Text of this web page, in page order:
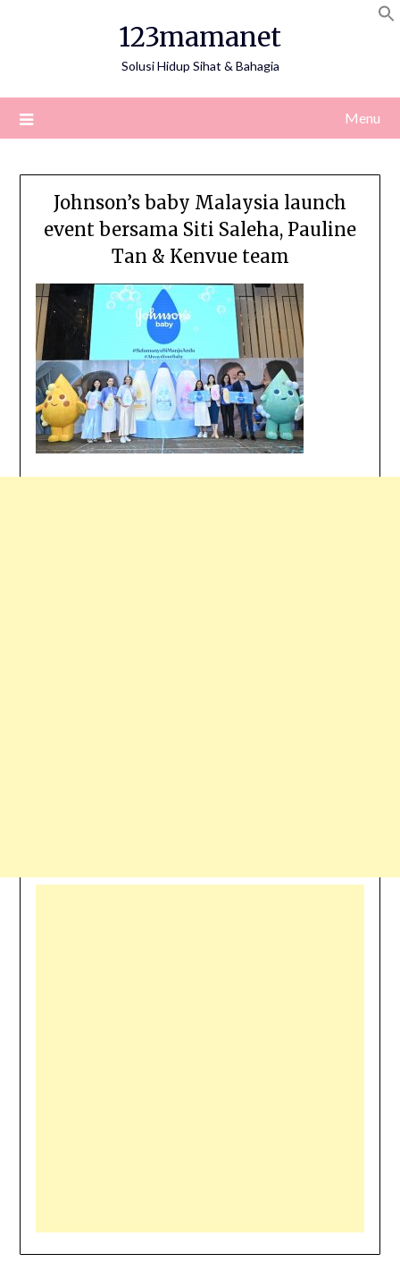
123mamanet
Solusi Hidup Sihat & Bahagia
Menu
Johnson’s baby Malaysia launch
event bersama Siti Saleha, Pauline
Tan & Kenvue team